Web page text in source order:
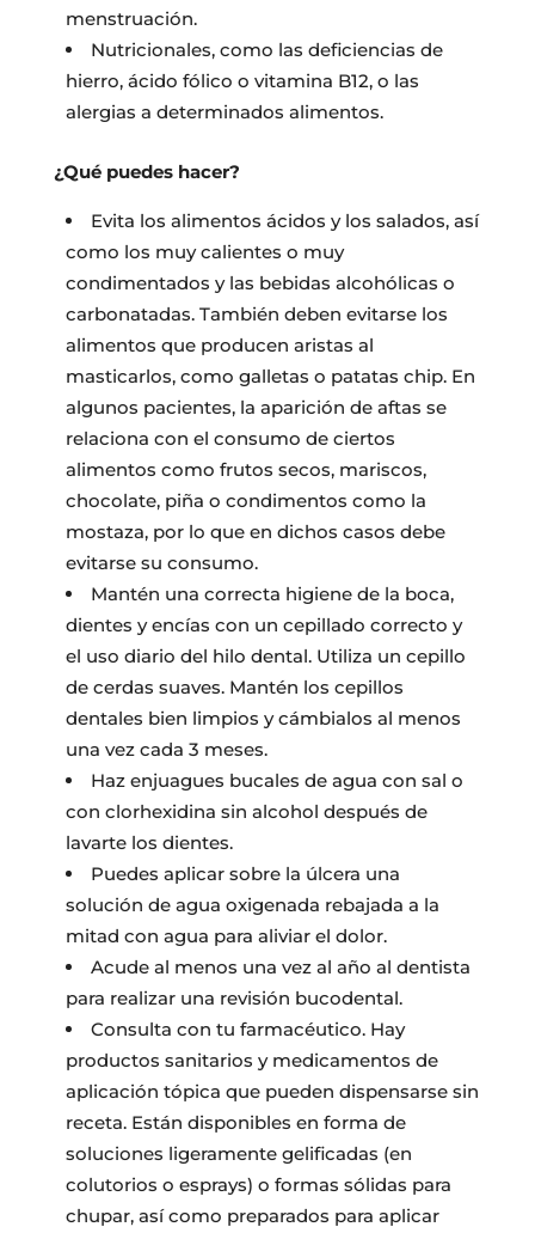
menstruación.
Nutricionales, como las deficiencias de
hierro, ácido fólico o vitamina B12, o las
alergias a determinados alimentos.
¿Qué puedes hacer?
Evita los alimentos ácidos y los salados, así
como los muy calientes o muy
condimentados y las bebidas alcohólicas o
carbonatadas. También deben evitarse los
alimentos que producen aristas al
masticarlos, como galletas o patatas chip. En
algunos pacientes, la aparición de aftas se
relaciona con el consumo de ciertos
alimentos como frutos secos, mariscos,
chocolate, piña o condimentos como la
mostaza, por lo que en dichos casos debe
evitarse su consumo.
Mantén una correcta higiene de la boca,
dientes y encías con un cepillado correcto y
el uso diario del hilo dental. Utiliza un cepillo
de cerdas suaves. Mantén los cepillos
dentales bien limpios y cámbialos al menos
una vez cada 3 meses.
Haz enjuagues bucales de agua con sal o
con clorhexidina sin alcohol después de
lavarte los dientes.
Puedes aplicar sobre la úlcera una
solución de agua oxigenada rebajada a la
mitad con agua para aliviar el dolor.
Acude al menos una vez al año al dentista
para realizar una revisión bucodental.
Consulta con tu farmacéutico. Hay
productos sanitarios y medicamentos de
aplicación tópica que pueden dispensarse sin
receta. Están disponibles en forma de
soluciones ligeramente gelificadas (en
colutorios o esprays) o formas sólidas para
chupar, así como preparados para aplicar